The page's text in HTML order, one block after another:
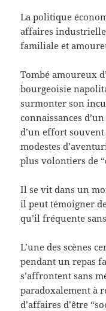
La politique
affaires
familiale et
Tombé amoureux
bourgeoisie
surmonter son
connaissances
d’un effort
modestes
plus volontiers de
Il se vit dans un
il peut témoigner
qu’il fréquente
L’une des scènes
pendant un repas
s’affrontent sans
paradoxalement à
d’affaires d’être